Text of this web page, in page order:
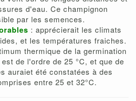
d'eau. Ce champignon
par les semences.
: apprécierait les climats
et les températures fraiches.
thermique de la germination
de l'ordre de 25 °C, et que de
auraiet été constatées à des
entre 25 et 32°C.